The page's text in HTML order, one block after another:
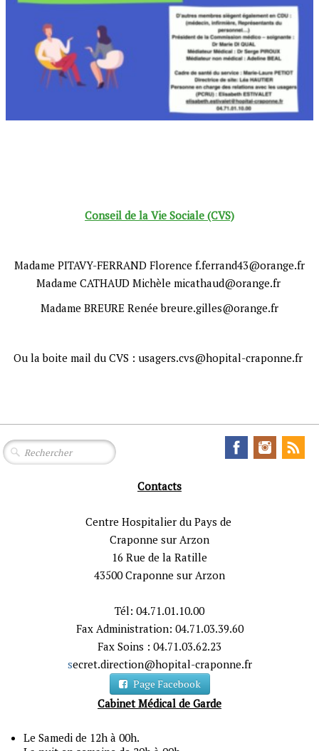
Conseil de la Vie Sociale (CVS)
Madame PITAVY-FERRAND Florence f.ferrand43@orange.fr
Madame CATHAUD Michèle micathaud@orange.fr
Madame BREURE Renée breure.gilles@orange.fr
Ou la boite mail du CVS : usagers.cvs@hopital-craponne.fr
Contacts
Centre Hospitalier du Pays de
Craponne sur Arzon
16 Rue de la Ratille
43500 Craponne sur Arzon
Tél: 04.71.01.10.00
Fax Administration: 04.71.03.39.60
Fax Soins : 04.71.03.62.23
secret.direction@hopital-craponne.fr
Page Facebook
Cabinet Médical de Garde
Le Samedi de 12h à 00h.